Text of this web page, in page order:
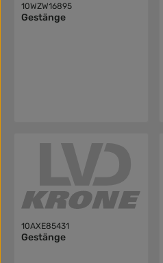
10WZW16895
Gestänge
10AXE85431
Gestänge